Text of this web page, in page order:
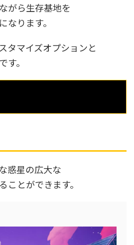
がら生存基地を
なります。
タマイズオプションと
す。
惑星の広大な
ことができます。